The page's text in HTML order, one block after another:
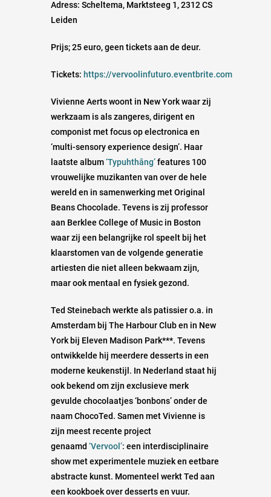
Adress: Scheltema, Marktsteeg 1, 2312 CS
Leiden
Prijs; 25 euro, geen tickets aan de deur.
Tickets: https://vervoolinfuturo.eventbrite.com
Vivienne Aerts woont in New York waar zij
werkzaam is als zangeres, dirigent en
componist met focus op electronica en
‘multi-sensory experience design’. Haar
laatste album‘Typuhthâng’features 100
vrouwelijke muzikanten van over de hele
wereld en in samenwerking met Original
Beans Chocolade. Tevens is zij professor
aan Berklee College of Music in Boston
waar zij een belangrijke rol speelt bij het
klaarstomen van de volgende generatie
artiesten die niet alleen bekwaam zijn,
maar ook mentaal en fysiek gezond.
Ted Steinebach werkte als patissier o.a. in
Amsterdam bij The Harbour Club en in New
York bij Eleven Madison Park***. Tevens
ontwikkelde hij meerdere desserts in een
moderne keukenstijl. In Nederland staat hij
ook bekend om zijn exclusieve merk
gevulde chocolaatjes ‘bonbons’ onder de
naam ChocoTed. Samen met Vivienne is
zijn meest recente project
genaamd ‘Vervool’: een interdisciplinaire
show met experimentele muziek en eetbare
abstracte kunst. Momenteel werkt Ted aan
een kookboek over desserts en vuur.